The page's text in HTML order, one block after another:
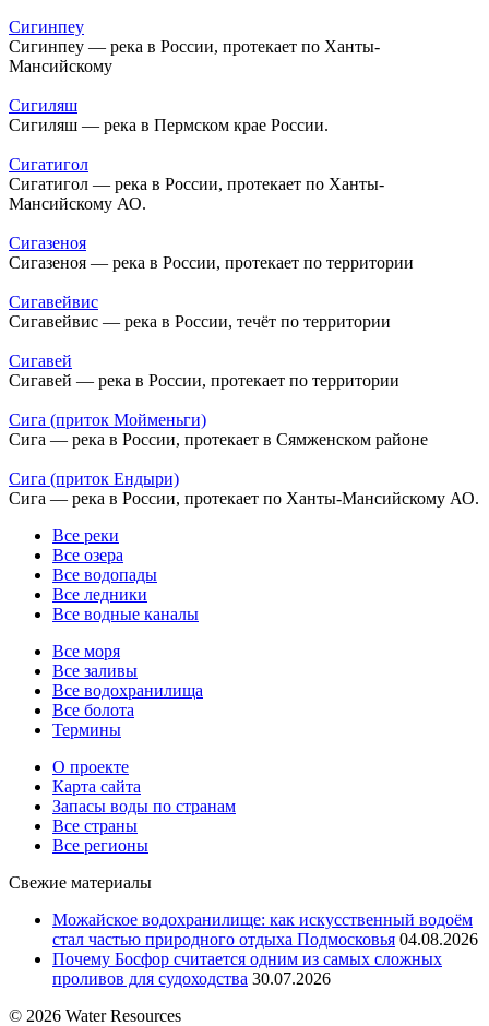
Сигинпеу
Сигинпеу — река в России, протекает по Ханты-
Мансийскому
Сигиляш
Сигиляш — река в Пермском крае России.
Сигатигол
Сигатигол — река в России, протекает по Ханты-
Мансийскому АО.
Сигазеноя
Сигазеноя — река в России, протекает по территории
Сигавейвис
Сигавейвис — река в России, течёт по территории
Сигавей
Сигавей — река в России, протекает по территории
Сига (приток Мойменьги)
Сига — река в России, протекает в Сямженском районе
Сига (приток Ендыри)
Сига — река в России, протекает по Ханты-Мансийскому АО.
Все реки
Все озера
Все водопады
Все ледники
Все водные каналы
Все моря
Все заливы
Все водохранилища
Все болота
Термины
О проекте
Карта сайта
Запасы воды по странам
Все страны
Все регионы
Свежие материалы
Можайское водохранилище: как искусственный водоём
стал частью природного отдыха Подмосковья 04.08.2026
Почему Босфор считается одним из самых сложных
проливов для судоходства 30.07.2026
© 2026 Water Resources